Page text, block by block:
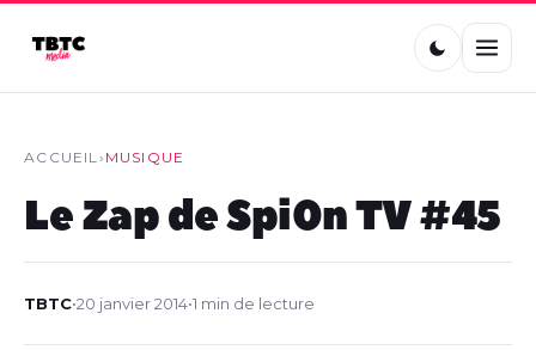
ACCUEIL› MUSIQUE
Le Zap de Spi0n TV #45
TBTC•20 janvier 2014•1 min de lecture